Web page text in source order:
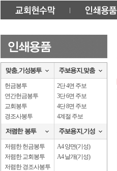
헌금봉투
연간헌금봉투
교회봉투
경조사봉투
저렴한 헌금봉투
저렴한 교회봉투
저렴한 경조사봉투
2단 4면 주보
3단 6면 주보
4단 8면 주보
4계절 주보
A4 양면(기성)
A4 날개(기성)